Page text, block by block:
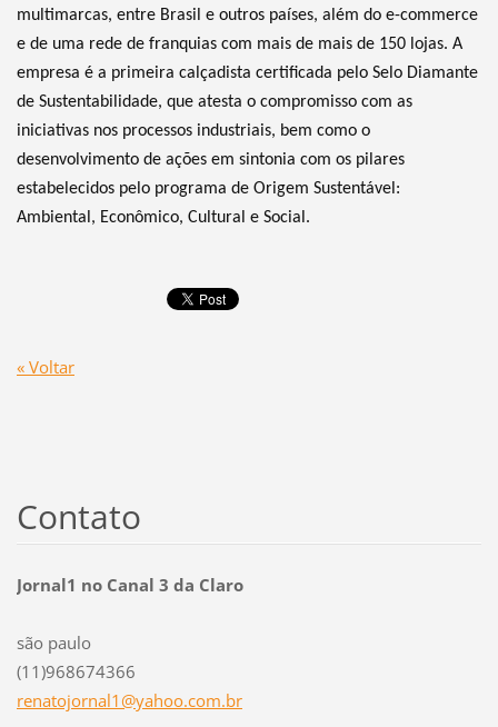
multimarcas, entre Brasil e outros países, além do e-commerce
e de uma rede de franquias com mais de mais de 150 lojas. A
empresa é a primeira calçadista certificada pelo Selo Diamante
de Sustentabilidade, que atesta o compromisso com as
iniciativas nos processos industriais, bem como o
desenvolvimento de ações em sintonia com os pilares
estabelecidos pelo programa de Origem Sustentável:
Ambiental, Econômico, Cultural e Social.
« Voltar
Contato
Jornal1 no Canal 3 da Claro
são paulo
(11)968674366
renatojornal1@yahoo.com.br